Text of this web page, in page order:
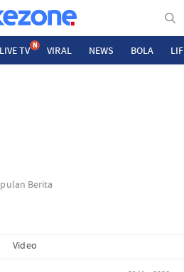
LIVE TV N VIRAL NEWS BOLA
Berita
Video